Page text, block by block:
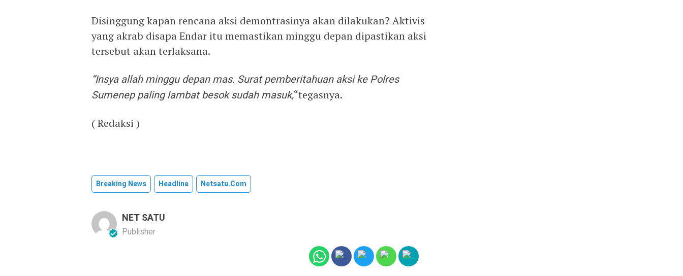
Disinggung kapan rencana aksi demontrasinya akan dilakukan? Aktivis
yang akrab disapa Endar itu memastikan minggu depan dipastikan aksi
tersebut akan terlaksana.
“Insya allah minggu depan mas. Surat pemberitahuan aksi ke Polres
Sumenep paling lambat besok sudah masuk,“tegasnya.
( Redaksi )
Breaking News Headline Netsatu.com
NET SATU
Publisher